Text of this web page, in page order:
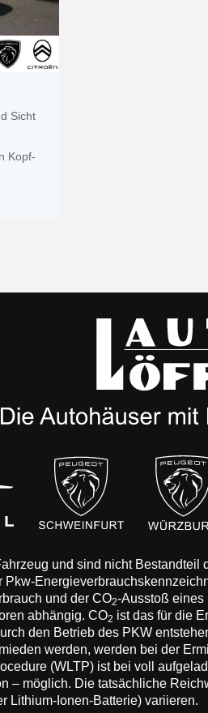
Sicht
Kopf-
und sind nicht
und der CO2-Ausstoß eines
abhängig. CO2 ist das für die
den Betrieb des PKW
werden, werden bei der
(WLTP) ist bei voll
– möglich. Die tatsächliche
Lithium-Ionen-Batterie) variieren.